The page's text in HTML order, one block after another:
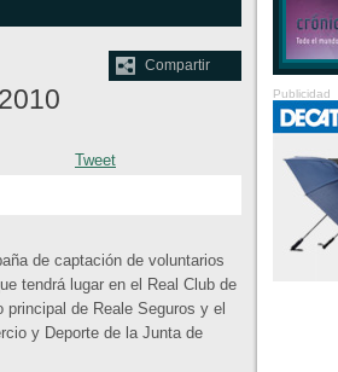
Compartir
Tweet
de captación de voluntarios
tendrá lugar en el Real Club de
de Reale Seguros y el
y Deporte de la Junta de
Publicidad